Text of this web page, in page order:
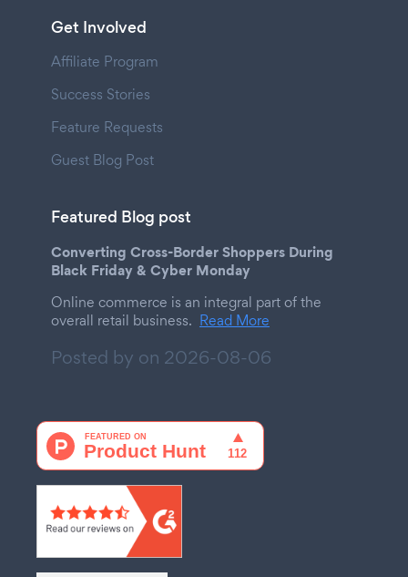
Get Involved
Affiliate Program
Success Stories
Feature Requests
Guest Blog Post
Featured Blog post
Converting Cross-Border Shoppers During
Black Friday & Cyber Monday
Online commerce is an integral part of the
overall retail business. Read More
Posted by on 2026-08-06